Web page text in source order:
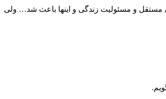
مستقل و مسئولیت زندگی و اینها باعث شد… ولی